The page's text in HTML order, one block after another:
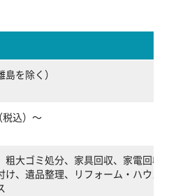
を除く）
込）～
粗大ゴミ処分、家具回収、家電回
け、遺品整理、リフォーム・ハウ